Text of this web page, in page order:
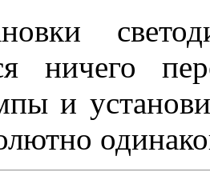
ничего
и